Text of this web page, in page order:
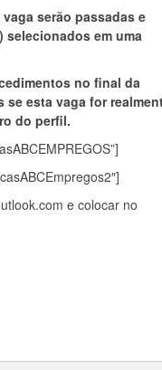
serão passadas e
em uma
no final da
esta vaga for
do perfil.
e colocar no